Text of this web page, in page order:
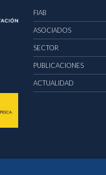
FIAB
ASOCIADOS
SECTOR
PUBLICACIONES
ACTUALIDAD